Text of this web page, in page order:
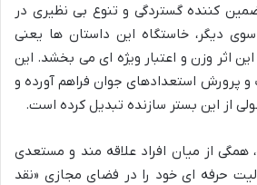
کننده گستردگی و تنوع بی نظیری در
دیگر، خاستگاه این داستان ها یعنی
این اثر وزن و اعتبار ویژه ای می بخشد. این
و پرورش استعدادهای جوان فراهم آورده و
از این بستر سازنده تبدیل کرده است.
همگی از میان افراد علاقه مند و مستعدی
حرفه ای خود را در فضای مجازی «نقد